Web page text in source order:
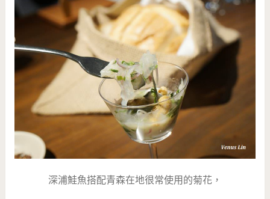
深浦鮭魚搭配青森在地很常使用的菊花，